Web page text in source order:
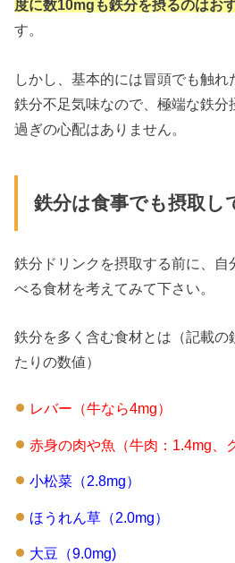
度に数10mgも鉄分を摂るのはお
す。
しかし、基本的には冒頭でも触
鉄分不足気味なので、極端な鉄分
過ぎの心配はありません。
鉄分は食事でも摂取し
鉄分ドリンクを摂取する前に、自
べる食材を考えてみて下さい。
鉄分を多く含む食材とは（記載の
たりの数値）
レバー（牛なら4mg）
赤身の肉や魚（牛肉：1.4mg、
小松菜（2.8mg）
ほうれん草（2.0mg）
大豆（9.0mg)